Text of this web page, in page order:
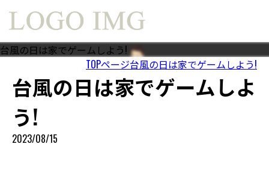
台風の日は家でゲームしよう!
TOPページ台風の日は家でゲームしよう!
台風の日は家でゲームしよ
う!
2023/08/15